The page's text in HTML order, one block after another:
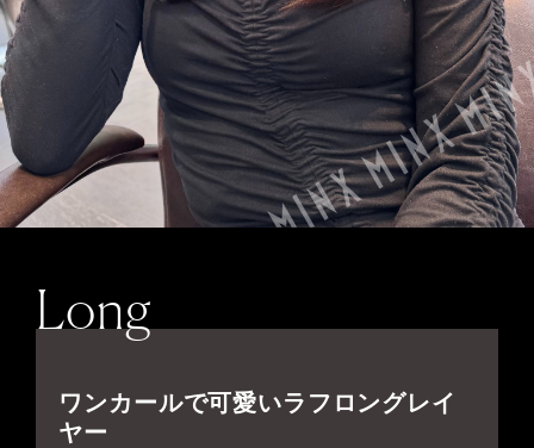
Long
ワンカールで可愛いラフロングレイ
ヤー